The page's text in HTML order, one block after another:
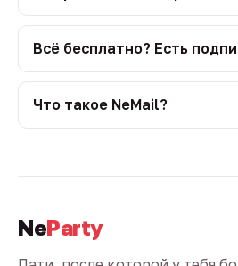
Всё бесплатно? Есть
Что такое NeMail?
NeParty